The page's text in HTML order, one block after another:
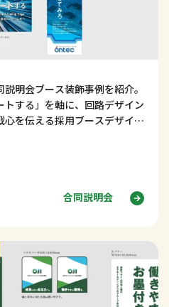
明会ブース装飾事例を紹介。
トする」を軸に、回路デザイン
心を伝える採用ブースデザイン
合同説明会